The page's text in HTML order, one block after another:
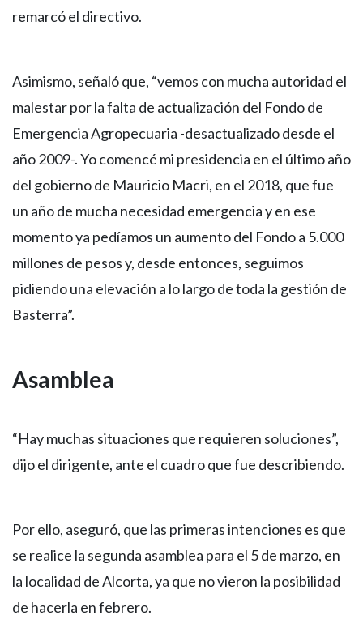
remarcó el directivo.
Asimismo, señaló que, “vemos con mucha autoridad el
malestar por la falta de actualización del Fondo de
Emergencia Agropecuaria -desactualizado desde el
año 2009-. Yo comencé mi presidencia en el último año
del gobierno de Mauricio Macri, en el 2018, que fue
un año de mucha necesidad emergencia y en ese
momento ya pedíamos un aumento del Fondo a 5.000
millones de pesos y, desde entonces, seguimos
pidiendo una elevación a lo largo de toda la gestión de
Basterra”.
Asamblea
“Hay muchas situaciones que requieren soluciones”,
dijo el dirigente, ante el cuadro que fue describiendo.
Por ello, aseguró, que las primeras intenciones es que
se realice la segunda asamblea para el 5 de marzo, en
la localidad de Alcorta, ya que no vieron la posibilidad
de hacerla en febrero.